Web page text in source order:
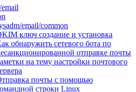
email/common
ключ создание и установка
обнаружить сетевого бота по
отправке почты
на тему настройки почтового
почты с помощью
строки Linux